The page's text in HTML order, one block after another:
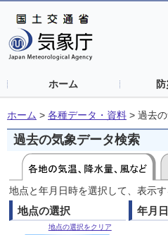
ホーム
ホーム > 各種データ・資料 > 過去
過去の気象データ検索
地点と年月日時を選択して、表示
地点の選択
地点の選択をクリア
年月